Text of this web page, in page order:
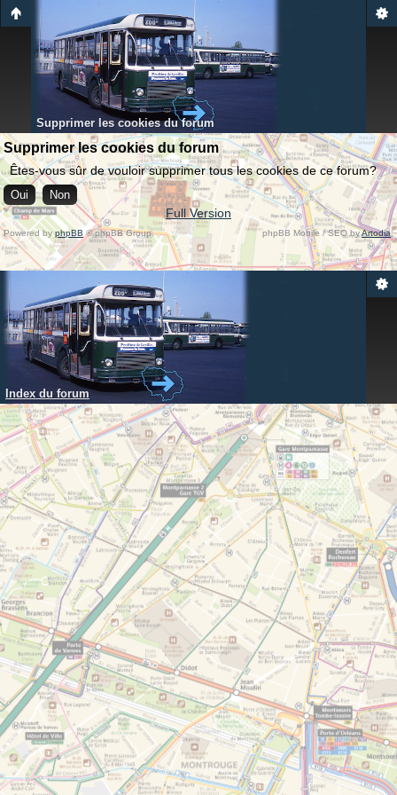
Supprimer les cookies du forum
Supprimer les cookies du forum
Êtes-vous sûr de vouloir supprimer tous les cookies de ce forum?
Full Version
Powered byphpBB © phpBB Group. phpBB Mobile / SEO byArtodia.
Index du forum